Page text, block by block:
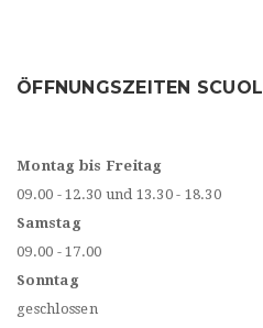
ÖFFNUNGSZEITEN SCUOL
Montag bis Freitag
09.00 - 12.30 und 13.30 - 18.30
Samstag
09.00 - 17.00
Sonntag
geschlossen